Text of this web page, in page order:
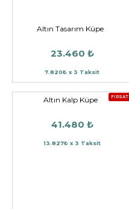
Altın Tasarım Küpe
23.460 ₺
7.820₺ x 3 Taksit
FIRSAT
Altın Kalp Küpe
41.480 ₺
13.827₺ x 3 Taksit